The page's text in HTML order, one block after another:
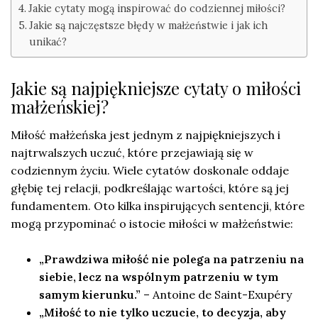
Jakie cytaty mogą inspirować do codziennej miłości?
Jakie są najczęstsze błędy w małżeństwie i jak ich
unikać?
Jakie są najpiękniejsze cytaty o miłości
małżeńskiej?
Miłość małżeńska jest jednym z najpiękniejszych i
najtrwalszych uczuć, które przejawiają się w
codziennym życiu. Wiele cytatów doskonale oddaje
głębię tej relacji, podkreślając wartości, które są jej
fundamentem. Oto kilka inspirujących sentencji, które
mogą przypominać o istocie miłości w małżeństwie:
„Prawdziwa miłość nie polega na patrzeniu na
siebie, lecz na wspólnym patrzeniu w tym
samym kierunku.” – Antoine de Saint-Exupéry
„Miłość to nie tylko uczucie, to decyzja, aby